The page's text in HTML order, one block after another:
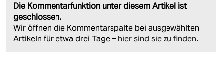
Die Kommentarfunktion unter diesem Artikel ist
geschlossen.
Wir öffnen die Kommentarspalte bei ausgewählten
Artikeln für etwa drei Tage – hier sind sie zu finden.